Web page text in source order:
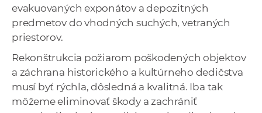
evakuovaných exponátov a depozitných
predmetov do vhodných suchých, vetraných
priestorov.
Rekonštrukcia požiarom poškodených objektov
a záchrana historického a kultúrneho dedičstva
musí byť rýchla, dôsledná a kvalitná. Iba tak
môžeme eliminovať škody a zachrániť